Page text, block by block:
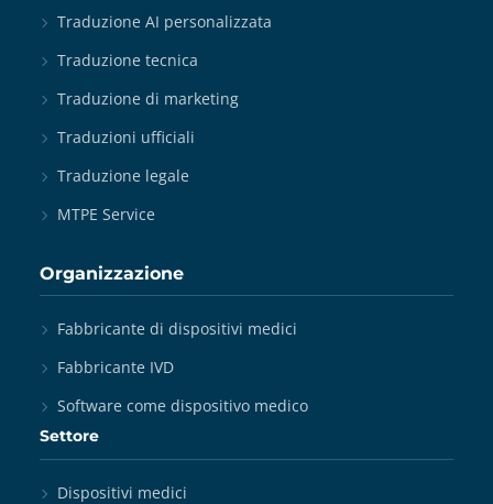
Traduzione AI personalizzata
Traduzione tecnica
Traduzione di marketing
Traduzioni ufficiali
Traduzione legale
MTPE Service
Organizzazione
Fabbricante di dispositivi medici
Fabbricante IVD
Software come dispositivo medico
Settore
Dispositivi medici